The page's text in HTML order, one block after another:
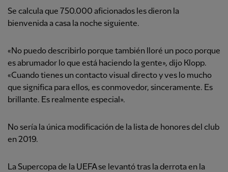
Se calcula que 750.000 aficionados les dieron la
bienvenida a casa la noche siguiente.
«No puedo describirlo porque también lloré un poco porque
es abrumador lo que está haciendo la gente», dijo Klopp.
«Cuando tienes un contacto visual directo y ves lo mucho
que significa para ellos, es conmovedor, sinceramente. Es
brillante. Es realmente especial».
No sería la única modificación de la lista de honores del club
en 2019.
La Supercopa de la UEFA se levantó tras la derrota en la